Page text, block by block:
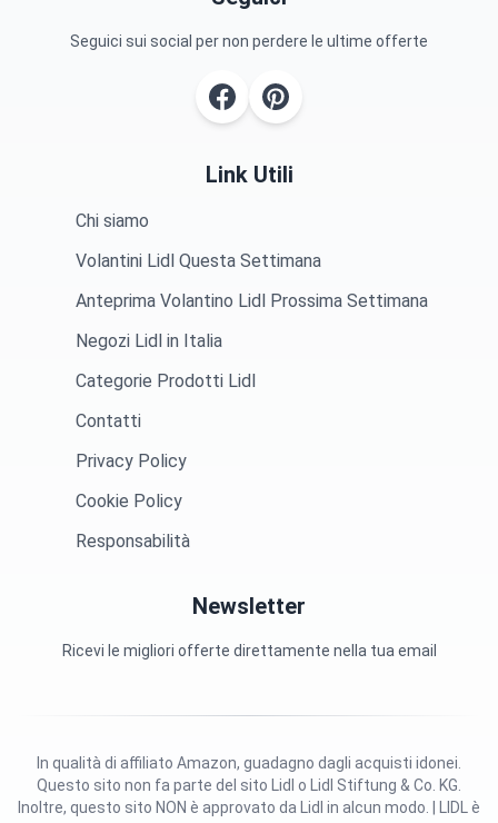
Seguici sui social per non perdere le ultime offerte
Link Utili
Chi siamo
Volantini Lidl Questa Settimana
Anteprima Volantino Lidl Prossima Settimana
Negozi Lidl in Italia
Categorie Prodotti Lidl
Contatti
Privacy Policy
Cookie Policy
Responsabilità
Newsletter
Ricevi le migliori offerte direttamente nella tua email
Questo sito non fa parte del sito Lidl o Lidl Stiftung & Co. KG.
Inoltre, questo sito NON è approvato da Lidl in alcun modo. | LIDL è
In qualità di affiliato Amazon, guadagno dagli acquisti idonei.